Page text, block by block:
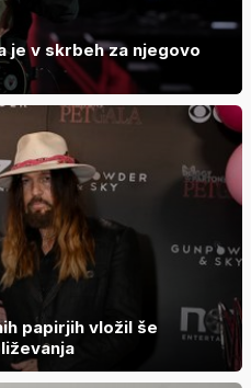
je v skrbeh za njegovo
papirjih vložil še